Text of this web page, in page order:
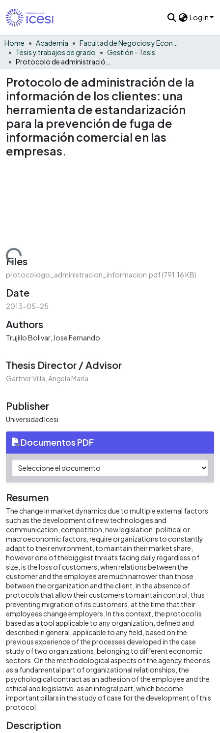
Log In
Home Academia
Tesis y trabajos de grado
Gestión - Tesis
Protocolo de administración de la
información de los clientes: una
herramienta de estandarización
para la prevención de fuga de
información comercial en las
empresas.
Files
protocologo_administracion_informacion.pdf(791.16 KB)
Date
2013-05-25
Authors
Trujillo Bolivar, Jose Fernando
Thesis Director / Advisor
Gartner Villa, Ángela María
Publisher
Universidad Icesi
Documentos PDF
Resumen
The change in market dynamics due to multiple external factors
such as the development of new technologies and
communication, competition, new legislation, political or
macroeconomic factors, require organizations to constantly
adapt to their environment, to maintain their market share,
however one of thebiggest threats facing daily regardless of
size, is the loss of customers, when relations between the
customer and the employee are much narrower than those
between the organization and the client, in the absence of
protocols that allow their customers to maintain control, thus
preventing migration of its customers, at the time that their
employees change employers. In this context, the protocol is
based as a tool applicable to any organization, defined and
described in general, applicable to any field, based on the
previous experience of the processes developed in the case
study of two organizations, belonging to different economic
sectors. On the methodological aspects of the agency theories
as a fundamental part of organizational relationships, the
psychological contract as an adhesion of the employee and the
ethical and legislative, as an integral part, which become
important pillars in the study of case for the development of this
protocol.
Description